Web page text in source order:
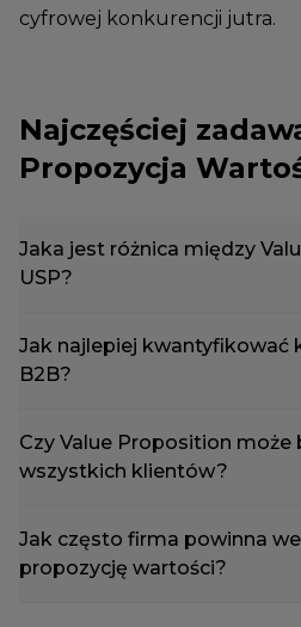
cyfrowej konkurencji jutra.
Najczęściej
Propozycja
Jaka jest różnica między
USP?
Jak najlepiej kwantyfikować
B2B?
Czy Value Proposition może
wszystkich klientów?
Jak często firma powinna
propozycję wartości?